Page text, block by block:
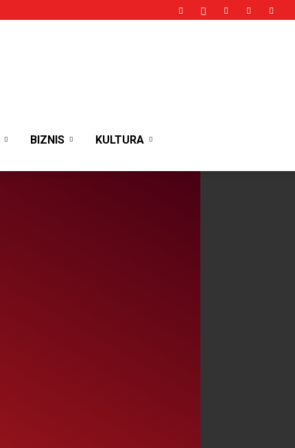
BIZNIS KULTURA